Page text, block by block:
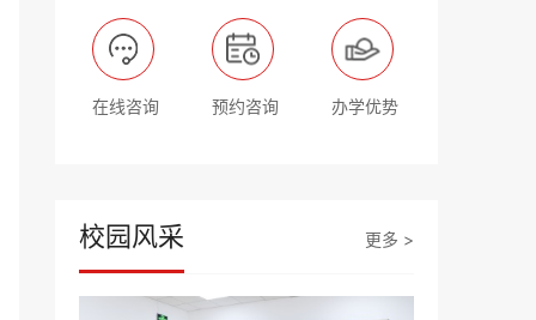
在线咨询 预约咨询 办学优势
校园风采 更多 >